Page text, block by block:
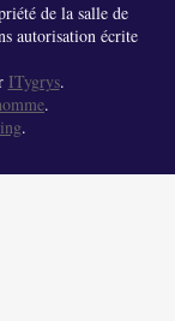
de la salle de
autorisation écrite
ITygrys.
.
.